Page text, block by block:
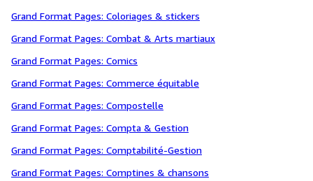
Grand Format Pages: Coloriages & stickers
Grand Format Pages: Combat & Arts martiaux
Grand Format Pages: Comics
Grand Format Pages: Commerce équitable
Grand Format Pages: Compostelle
Grand Format Pages: Compta & Gestion
Grand Format Pages: Comptabilité-Gestion
Grand Format Pages: Comptines & chansons